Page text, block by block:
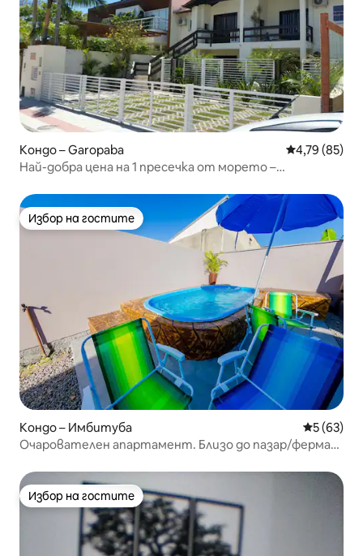
Кондо – Garopaba Средна
4,79 (85)
Най-добра цена на 1 пресечка от морето –
Избор на гостите
Избор на гостите
Кондо – Имбитуба Средна
5 (63)
Очарователен апартамент. Близо до пазар/ферма/
Избор на гостите
Избор на гостите